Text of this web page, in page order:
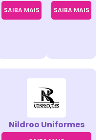
SAIBA MAIS SAIBA MAIS
Nildroo Uniformes